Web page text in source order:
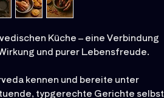
Küche – eine Verbindung
und purer Lebensfreude.
kennen und bereite unter
typgerechte Gerichte selbst